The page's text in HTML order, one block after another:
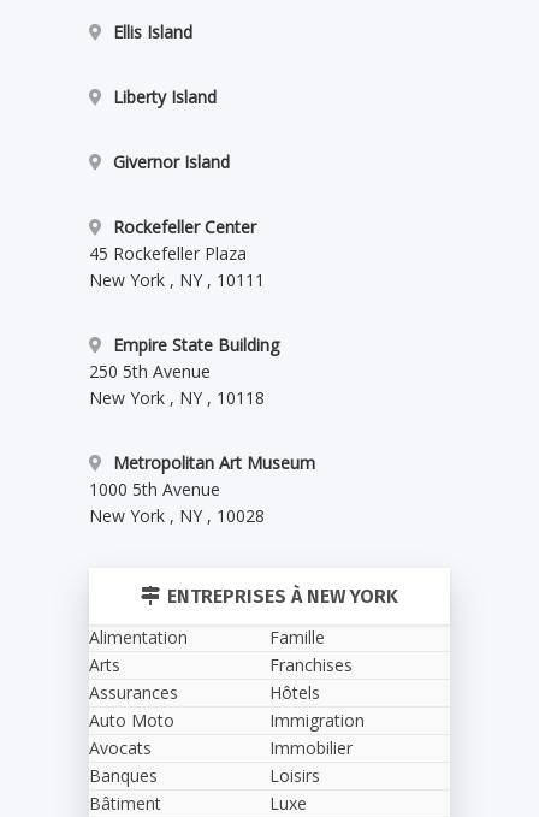
Ellis Island
Liberty Island
Givernor Island
Rockefeller Center
45 Rockefeller Plaza
New York , NY , 10111
Empire State Building
250 5th Avenue
New York , NY , 10118
Metropolitan Art Museum
1000 5th Avenue
New York , NY , 10028
ENTREPRISES À NEW YORK
Alimentation
Arts
Assurances
Auto Moto
Avocats
Banques
Bâtiment
Famille
Franchises
Hôtels
Immigration
Immobilier
Loisirs
Luxe